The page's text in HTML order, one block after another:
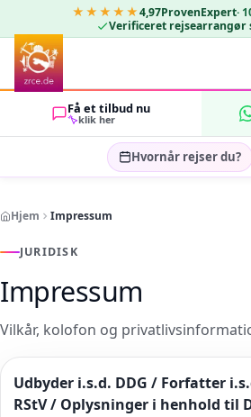
★★★★★4,97ProvenExpert·
Verificeret rejsearrangør
Få et tilbud nu
klik her
Hvornår rejser du?
GÆSTER
Hjem Impressum
JURIDISK
Impressum
Vilkår, kolofon og
Udbyder i.s.d. DDG / Forfatter
RStV / Oplysninger i henhold til